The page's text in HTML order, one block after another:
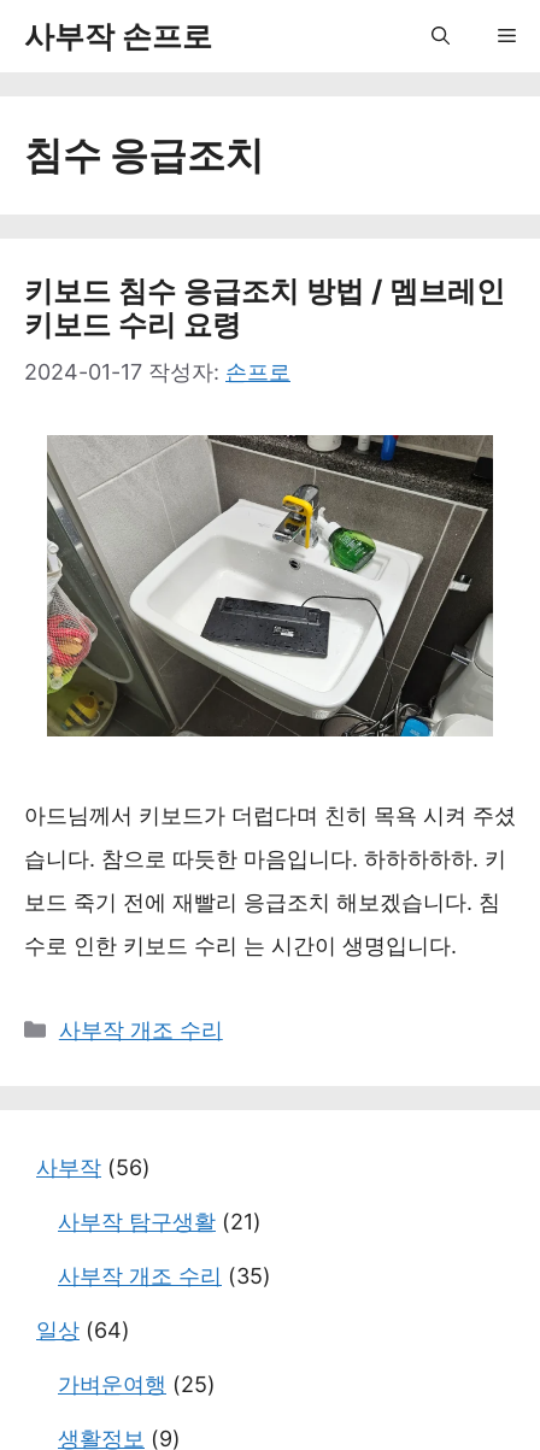
사부작 손프로
침수 응급조치
키보드 침수 응급조치 방법 / 멤브레인
키보드 수리 요령
2024-01-17 작성자: 손프로
아드님께서 키보드가 더럽다며 친히 목욕 시켜 주셨
습니다. 참으로 따듯한 마음입니다. 하하하하하. 키
보드 죽기 전에 재빨리 응급조치 해보겠습니다. 침
수로 인한 키보드 수리 는 시간이 생명입니다.
카
사부작 개조 수리
사부작 (56)
사부작 탐구생활 (21)
사부작 개조 수리 (35)
일상 (64)
가벼운여행 (25)
생활정보 (9)